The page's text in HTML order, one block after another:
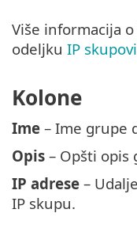
Više informacija
odeljku IP skupovi
Kolone
Ime – Ime grupe
Opis – Opšti opis
IP adrese –
IP skupu.